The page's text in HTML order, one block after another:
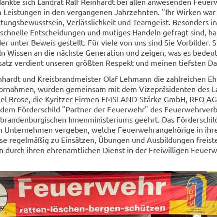
in den ver­gan­ge­nen Jahr­zehn­ten. "Ihr Wir­ken
Ver­läss­lich­keit und Team­geist. Be­son­ders
Ent­schei­dun­gen und mu­ti­ges Han­deln ge­fragt sind,
unter Be­weis ge­stellt. Für viele von uns sind Sie Vor­bil­der.
Wis­sen an die nächs­te Ge­nera­ti­on und zei­gen, was es
ver­dient un­se­ren größ­ten Re­spekt und mei­nen tiefs­ten
und Kreis­brand­meis­ter Olaf Leh­mann die zahl­rei­chen
wur­den ge­mein­sam mit dem Vi­ze­prä­si­den­ten des
Brose, die Ky­rit­zer Fir­men EMSLAND-​Stärke GmbH, REO
För­der­schild "Part­ner der Feu­er­wehr" des
In­nen­mi­nis­te­ri­ums ge­ehrt. Das
Un­ter­neh­men ver­ge­ben, wel­che Feu­er­wehr­an­ge­hö­ri­ge in
re­gel­mä­ßig zu Ein­sät­zen, Übun­gen und Aus­bil­dun­gen
durch ihren eh­ren­amt­li­chen Dienst in der Frei­wil­li­gen